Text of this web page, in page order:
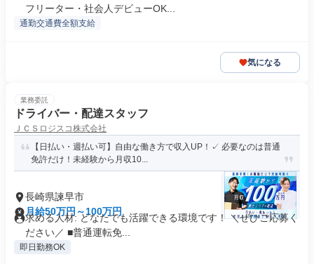
フリーター・社会人デビューOK...
通勤交通費全額支給
気になる
業務委託
ドライバー・配達スタッフ
ＪＣＳロジスコ株式会社
【日払い・週払い可】自由な働き方で収入UP！✓ 必要なのは普通
免許だけ！未経験から月収10...
長崎県諫早市
月給50万円～100万円
求める人材: どなたでも活躍できる環境です！ ＼ぜひご応募く
ださい／ ■普通運転免...
即日勤務OK